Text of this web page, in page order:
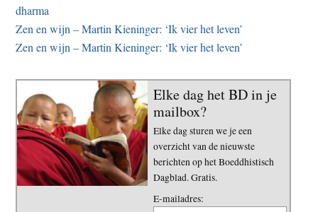
dharma
Zen en wijn – Martin Kieninger: ‘Ik vier het leven’
Zen en wijn – Martin Kieninger: ‘Ik vier het leven’
Elke dag het BD in je
mailbox?
Elke dag sturen we je een
overzicht van de nieuwste
berichten op het Boeddhistisch
Dagblad. Gratis.
E-mailadres: